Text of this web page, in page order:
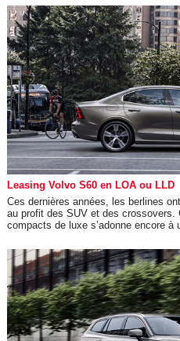
Leasing Volvo S60 en LOA ou LLD
Ces dernières années, les berlines
au profit des SUV et des crossovers.
compacts de luxe s’adonne encore à